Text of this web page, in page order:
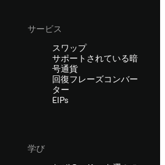
サービス
スワップ
サポートされている暗
号通貨
回復フレーズコンバー
ター
EIPs
学び